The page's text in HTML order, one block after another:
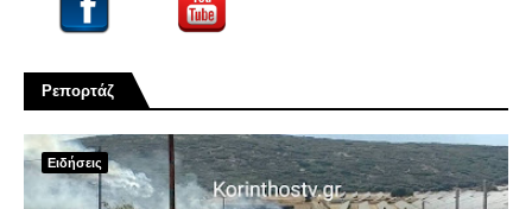
Ρεπορτάζ
Ειδήσεις